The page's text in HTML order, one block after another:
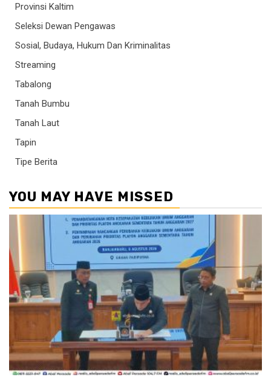
Provinsi Kaltim
Seleksi Dewan Pengawas
Sosial, Budaya, Hukum Dan Kriminalitas
Streaming
Tabalong
Tanah Bumbu
Tanah Laut
Tapin
Tipe Berita
YOU MAY HAVE MISSED